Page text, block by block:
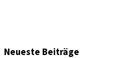
Neueste Beiträge